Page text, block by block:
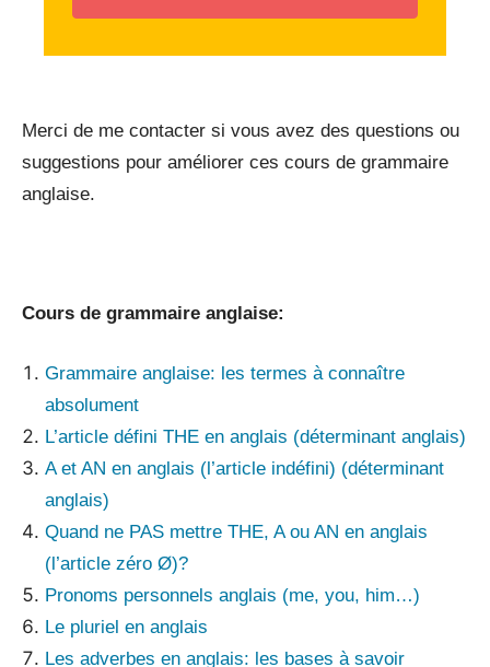
Merci de me contacter si vous avez des questions ou
suggestions pour améliorer ces cours de grammaire
anglaise.
Cours de grammaire anglaise:
Grammaire anglaise: les termes à connaître
absolument
L’article défini THE en anglais (déterminant anglais)
A et AN en anglais (l’article indéfini) (déterminant
anglais)
Quand ne PAS mettre THE, A ou AN en anglais
(l’article zéro Ø)?
Pronoms personnels anglais (me, you, him…)
Le pluriel en anglais
Les adverbes en anglais: les bases à savoir